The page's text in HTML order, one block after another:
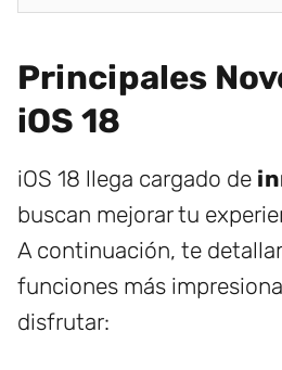
Principales
iOS 18
iOS 18 llega cargado de
buscan mejorar tu
A continuación, te
funciones más
disfrutar: